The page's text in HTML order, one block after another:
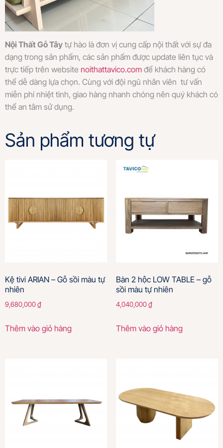
Nội Thất Gỗ Tây tự hào là đơn vị cung cấp nội thất với sự đa
dạng trong sản phẩm, các sản phẩm được update liên tục và
trực tiếp trên website noithattavico.com để khách hàng có
thể dễ dàng lựa chọn. Cùng với đội ngũ nhân viên tư vấn
miễn phí nhiệt tình, giao hàng nhanh chóng nên quý khách có
thể an tâm sử dụng.
Sản phẩm tương tự
Kệ tivi ARIAN – Gỗ sồi màu tự
nhiên
9,680,000₫
Thêm vào giỏ hàng
Bàn 2 hộc LOW TABLE – gỗ
sồi màu tự nhiên
4,040,000₫
Thêm vào giỏ hàng